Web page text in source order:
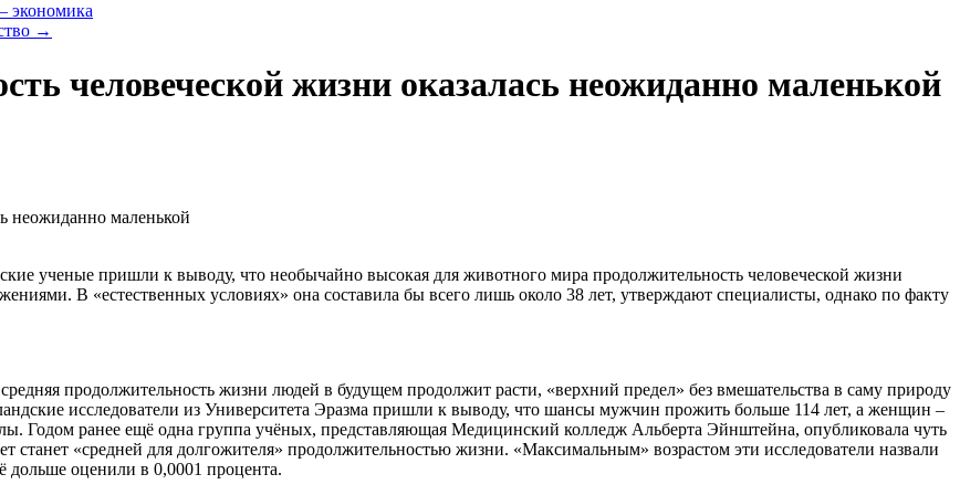
экономика
→
человеческой жизни оказалась неожиданно маленькой
ученые пришли к выводу, что необычайно высокая для животного мира продолжительность человеческой жизни
В «естественных условиях» она составила бы всего лишь около 38 лет, утверждают специалисты, однако по факту
продолжительность жизни людей в будущем продолжит расти, «верхний предел» без вмешательства в саму природу
исследователи из Университета Эразма пришли к выводу, что шансы мужчин прожить больше 114 лет, а женщин –
Годом ранее ещё одна группа учёных, представляющая Медицинский колледж Альберта Эйнштейна, опубликовала чуть
станет «средней для долгожителя» продолжительностью жизни. «Максимальным» возрастом эти исследователи назвали
дольше оценили в 0,0001 процента.